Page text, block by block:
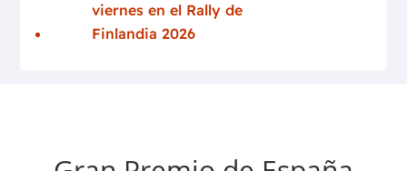
viernes en el Rally de
Finlandia 2026